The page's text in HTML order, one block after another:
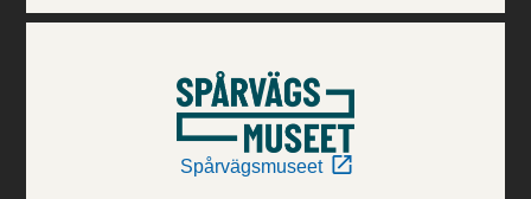
Spårvägsmuseet